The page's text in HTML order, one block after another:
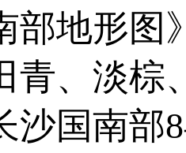
部地形图
青、淡棕
沙国南部